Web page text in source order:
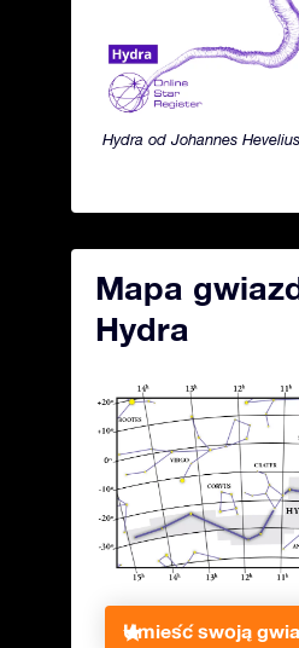
Hydra od Johannes
Mapa
Hydra
Umieść swoją